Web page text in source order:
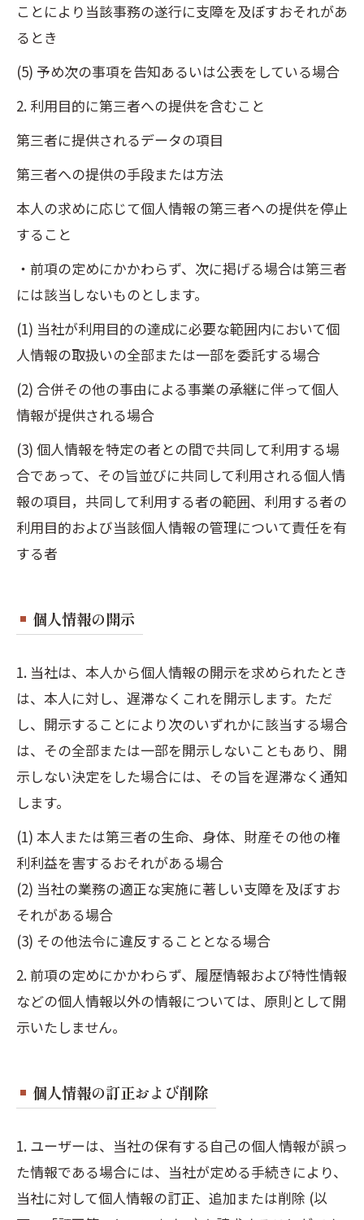
ことにより当該事務の遂行に支障を及ぼすおそれがあ
るとき
(5) 予め次の事項を告知あるいは公表をしている場合
2. 利用目的に第三者への提供を含むこと
第三者に提供されるデータの項目
第三者への提供の手段または方法
本人の求めに応じて個人情報の第三者への提供を停止
すること
・前項の定めにかかわらず、次に掲げる場合は第三者
には該当しないものとします。
(1) 当社が利用目的の達成に必要な範囲内において個
人情報の取扱いの全部または一部を委託する場合
(2) 合併その他の事由による事業の承継に伴って個人
情報が提供される場合
(3) 個人情報を特定の者との間で共同して利用する場
合であって、その旨並びに共同して利用される個人情
報の項目，共同して利用する者の範囲、利用する者の
利用目的および当該個人情報の管理について責任を有
する者
個人情報の開示
1. 当社は、本人から個人情報の開示を求められたとき
は、本人に対し、遅滞なくこれを開示します。ただ
し、開示することにより次のいずれかに該当する場合
は、その全部または一部を開示しないこともあり、開
示しない決定をした場合には、その旨を遅滞なく通知
します。
(1) 本人または第三者の生命、身体、財産その他の権
利利益を害するおそれがある場合
(2) 当社の業務の適正な実施に著しい支障を及ぼすお
それがある場合
(3) その他法令に違反することとなる場合
2. 前項の定めにかかわらず、履歴情報および特性情報
などの個人情報以外の情報については、原則として開
示いたしません。
個人情報の訂正および削除
1. ユーザーは、当社の保有する自己の個人情報が誤っ
た情報である場合には、当社が定める手続きにより、
当社に対して個人情報の訂正、追加または削除 (以